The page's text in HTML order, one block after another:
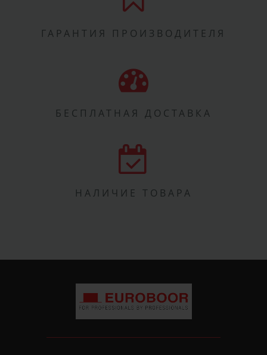
ГАРАНТИЯ ПРОИЗВОДИТЕЛЯ
БЕСПЛАТНАЯ ДОСТАВКА
НАЛИЧИЕ ТОВАРА